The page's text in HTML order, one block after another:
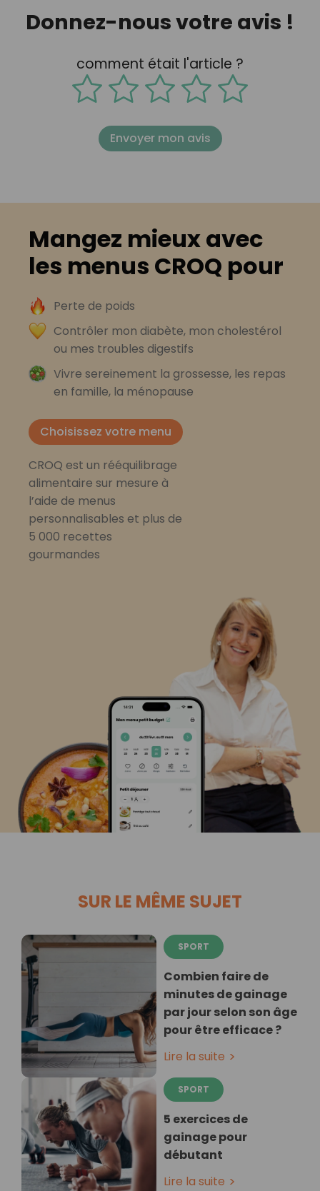
Donnez-nous votre avis !
comment était l'article ?
Envoyer mon avis
Mangez mieux avec
les menus CROQ pour
Perte de poids
Contrôler mon diabète, mon cholestérol
ou mes troubles digestifs
Vivre sereinement la grossesse, les repas
en famille, la ménopause
Choisissez votre menu
CROQ est un rééquilibrage
alimentaire sur mesure à
l’aide de menus
personnalisables et plus de
5 000 recettes
gourmandes
SUR LE MÊME SUJET
SPORT
Combien faire de
minutes de gainage
par jour selon son âge
pour être efficace ?
Lire la suite
SPORT
5 exercices de
gainage pour
débutant
Lire la suite